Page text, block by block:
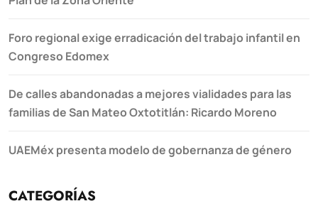
Foro regional exige erradicación del trabajo infantil en
Congreso Edomex
De calles abandonadas a mejores vialidades para las
familias de San Mateo Oxtotitlán: Ricardo Moreno
UAEMéx presenta modelo de gobernanza de género
CATEGORÍAS